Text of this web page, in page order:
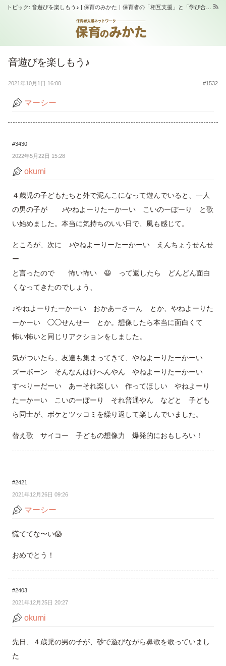
トピック: 音遊びを楽しもう♪ | 保育のみかた｜保育者の「相互支援」と「学び合い」の場｜スタジオふらっぷ
音遊びを楽しもう♪
2021年10月1日 16:00 #1532
マーシー
#3430
2022年5月22日 15:28
okumi
４歳児の子どもたちと外で泥んこになって遊んでいると、一人
の男の子が ♪やねよーりたーかーい こいのーぼーり と歌
い始めました。本当に気持ちのいい日で、風も感じて。
ところが、次に ♪やねよーりーたーかーい えんちょうせんせ
ー
と言ったので 怖い怖い 😆 って返したら どんどん面白
くなってきたのでしょう、
♪やねよーりたーかーい おかあーさーん とか、やねよーりた
ーかーい ◯◯せんせー とか。想像したら本当に面白くて
怖い怖いと同じリアクションをしました。
気がついたら、友達も集まってきて、やねよーりたーかーい
ズーボーン そんなんはけへんやん やねよーりたーかーい
すべりーだーい あーそれ楽しい 作ってほしい やねよーり
たーかーい こいのーぼーり それ普通やん などと 子ども
ら同士が、ボケとツッコミを繰り返して楽しんでいました。
替え歌 サイコー 子どもの想像力 爆発的におもしろい！
#2421
2021年12月26日 09:26
マーシー
慌ててな〜い😱
おめでとう！
#2403
2021年12月25日 20:27
okumi
先日、４歳児の男の子が、砂で遊びながら鼻歌を歌っていまし
た